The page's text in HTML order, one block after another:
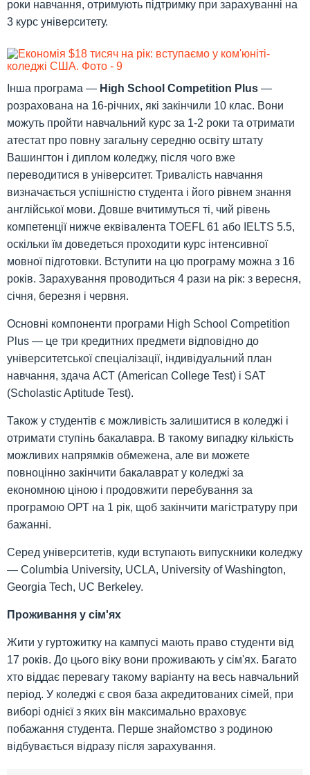
роки навчання, отримують підтримку при зарахуванні на
3 курс університету.
Інша програма — High School Competition Plus —
розрахована на 16-річних, які закінчили 10 клас. Вони
можуть пройти навчальний курс за 1-2 роки та отримати
атестат про повну загальну середню освіту штату
Вашингтон і диплом коледжу, після чого вже
переводитися в університет. Тривалість навчання
визначається успішністю студента і його рівнем знання
англійської мови. Довше вчитимуться ті, чий рівень
компетенції нижче еквівалента TOEFL 61 або IELTS 5.5,
оскільки їм доведеться проходити курс інтенсивної
мовної підготовки. Вступити на цю програму можна з 16
років. Зарахування проводиться 4 рази на рік: з вересня,
січня, березня і червня.
Основні компоненти програми High School Competition
Plus — це три кредитних предмети відповідно до
університетської спеціалізації, індивідуальний план
навчання, здача АСТ (American College Test) і SAT
(Scholastic Aptitude Test).
Також у студентів є можливість залишитися в коледжі і
отримати ступінь бакалавра. В такому випадку кількість
можливих напрямків обмежена, але ви можете
повноцінно закінчити бакалаврат у коледжі за
економною ціною і продовжити перебування за
програмою ОРТ на 1 рік, щоб закінчити магістратуру при
бажанні.
Серед університетів, куди вступають випускники коледжу
— Columbia University, UCLA, University of Washington,
Georgia Tech, UC Berkeley.
Проживання у сім'ях
Жити у гуртожитку на кампусі мають право студенти від
17 років. До цього віку вони проживають у сім'ях. Багато
хто віддає перевагу такому варіанту на весь навчальний
період. У коледжі є своя база акредитованих сімей, при
виборі однієї з яких він максимально враховує
побажання студента. Перше знайомство з родиною
відбувається відразу після зарахування.